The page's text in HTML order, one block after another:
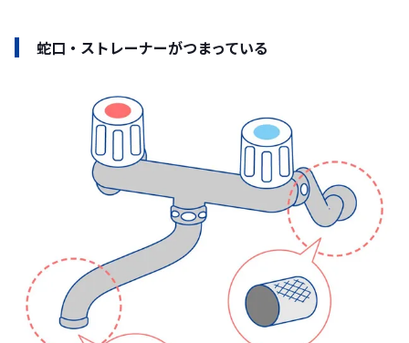
蛇口・ストレーナーがつまっている